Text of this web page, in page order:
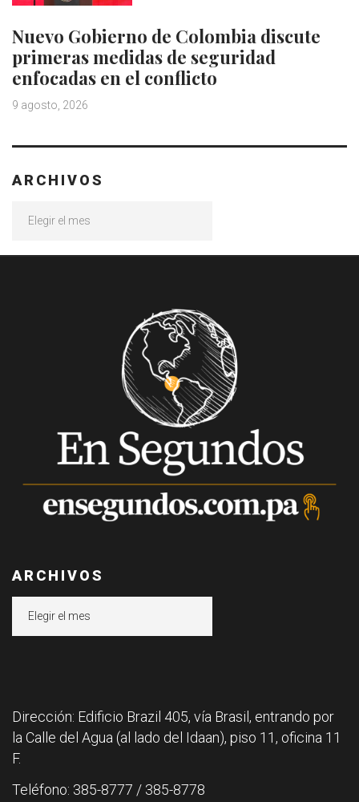
Nuevo Gobierno de Colombia discute
primeras medidas de seguridad
enfocadas en el conflicto
9 agosto, 2026
ARCHIVOS
ARCHIVOS
Dirección: Edificio Brazil 405, vía Brasil, entrando por
la Calle del Agua (al lado del Idaan), piso 11, oficina 11
F.
Teléfono: 385-8777 / 385-8778